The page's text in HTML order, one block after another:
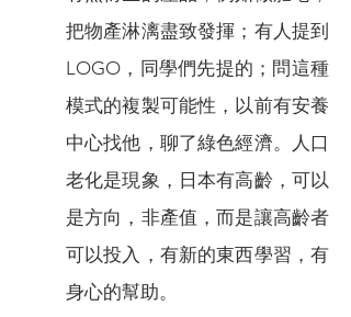
把物產淋漓盡致發揮；有人提到
LOGO，同學們先提的；問這種
模式的複製可能性，以前有安養
中心找他，聊了綠色經濟。人口
老化是現象，日本有高齡，可以
是方向，非產值，而是讓高齡者
可以投入，有新的東西學習，有
身心的幫助。